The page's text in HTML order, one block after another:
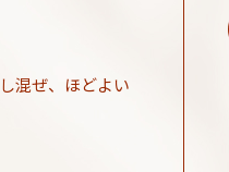
混ぜ、ほどよい